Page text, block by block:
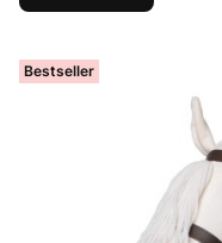
Bestseller